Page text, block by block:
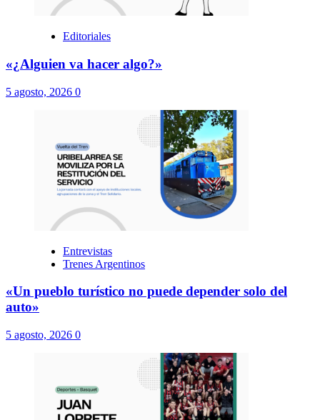
Editoriales
«¿Alguien va hacer algo?»
5 agosto, 2026 0
Entrevistas
Trenes Argentinos
«Un pueblo turístico no puede depender solo del
auto»
5 agosto, 2026 0